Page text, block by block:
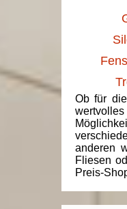
Ob für
anderen
Fliesen
Preis-